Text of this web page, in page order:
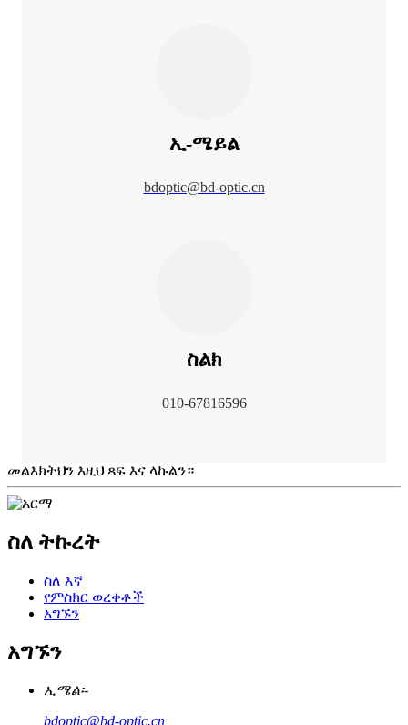
ኢ-ሜይል
bdoptic@bd-optic.cn
ስልክ
010-67816596
መልእክትህን እዚህ ጻፍ እና ላኩልን።
ስለ ትኩረት
ስለ እኛ
የምስክር ወረቀቶች
አግኙን
አግኙን
ኢሜል፡-
bdoptic@bd-optic.cn